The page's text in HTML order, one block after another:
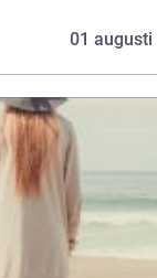
01 augusti